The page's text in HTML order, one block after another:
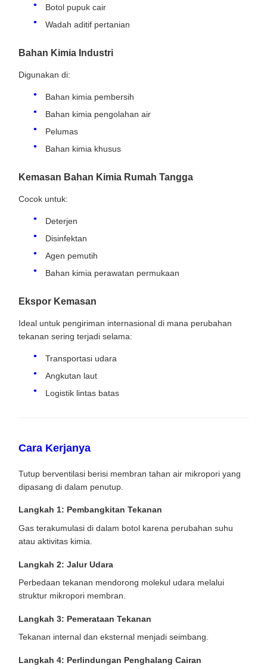
Botol pupuk cair
Wadah aditif pertanian
Bahan Kimia Industri
Digunakan di:
Bahan kimia pembersih
Bahan kimia pengolahan air
Pelumas
Bahan kimia khusus
Kemasan Bahan Kimia Rumah Tangga
Cocok untuk:
Deterjen
Disinfektan
Agen pemutih
Bahan kimia perawatan permukaan
Ekspor Kemasan
Ideal untuk pengiriman internasional di mana perubahan
tekanan sering terjadi selama:
Transportasi udara
Angkutan laut
Logistik lintas batas
Cara Kerjanya
Tutup berventilasi berisi membran tahan air mikropori yang
dipasang di dalam penutup.
Langkah 1: Pembangkitan Tekanan
Gas terakumulasi di dalam botol karena perubahan suhu
atau aktivitas kimia.
Langkah 2: Jalur Udara
Perbedaan tekanan mendorong molekul udara melalui
struktur mikropori membran.
Langkah 3: Pemerataan Tekanan
Tekanan internal dan eksternal menjadi seimbang.
Langkah 4: Perlindungan Penghalang Cairan